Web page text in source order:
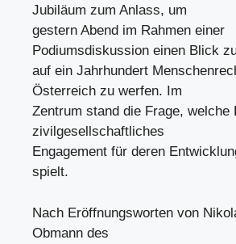
Jubiläum zum Anlass, um
gestern Abend im Rahmen einer
Podiumsdiskussion einen Blick
auf ein Jahrhundert
Österreich zu werfen. Im
Zentrum stand die Frage, welche
zivilgesellschaftliches
Engagement für deren
spielt.
Nach Eröffnungsworten von
Obmann des